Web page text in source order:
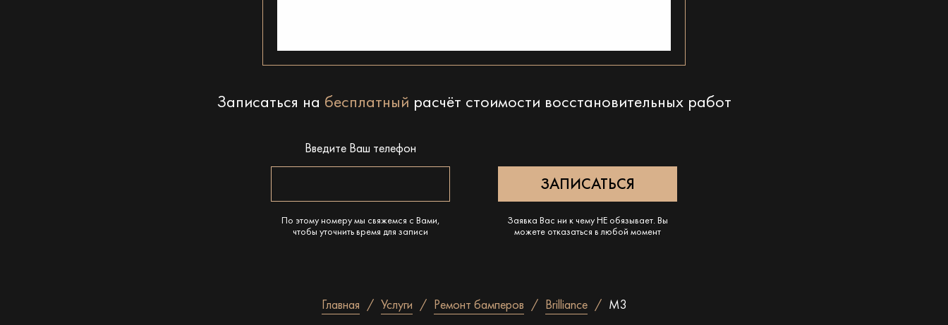
Записаться на бесплатный расчёт стоимости восстановительных работ
Введите Ваш телефон
По этому номеру мы свяжемся с Вами,
чтобы уточнить время для записи
Заявка Вас ни к чему НЕ обязывает. Вы
можете отказаться в любой момент
Главная Услуги Ремонт бамперов Brilliance M3